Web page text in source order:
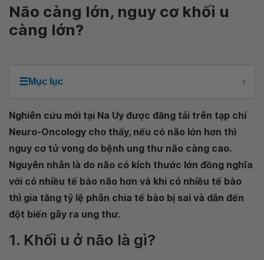
Não càng lớn, nguy cơ khối u
càng lớn?
☰Mục lục
Nghiên cứu mới tại Na Uy được đăng tải trên tạp chí
Neuro-Oncology cho thấy, nếu có não lớn hơn thì
nguy cơ tử vong do bệnh ung thư não càng cao.
Nguyên nhân là do não có kích thước lớn đồng nghĩa
với có nhiều tế bào não hơn và khi có nhiều tế bào
thì gia tăng tỷ lệ phân chia tế bào bị sai và dẫn đến
đột biến gây ra ung thư.
1. Khối u ở não là gì?